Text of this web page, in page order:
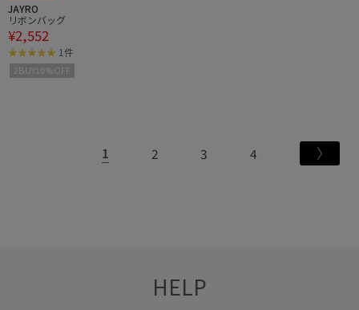
JAYRO
リボンバッグ
¥2,552
1件
2BUY10%OFF
1 2 3 4
HELP